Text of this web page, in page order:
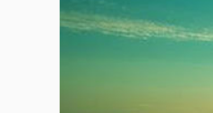
Пътувай 237